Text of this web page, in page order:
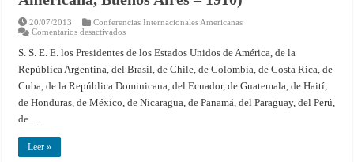
20/07/2013
Conferencias Internacionales Americanas
Comentarios desactivadosen
—
Marcas
de
y
de
comercio
S. S. E. E. los Presidentes de los Estados Unidos de América, de la
República Argentina, del Brasil, de Chile, de Colombia, de Costa Rica, de
Cuba, de la República Dominicana, del Ecuador, de Guatemala, de Haití,
de Honduras, de México, de Nicaragua, de Panamá, del Paraguay, del Perú,
de …
Leer »